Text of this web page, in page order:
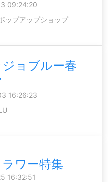
09:24:20
ップアップショップ
ジョブルー春
16:26:23
ワー特集
16:32:51